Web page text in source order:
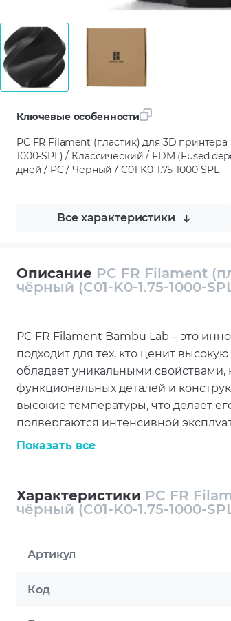
Ключевые особенности
PC FR Filament (пластик) для 3D принтера
1000-SPL) / Классический / FDM (Fused
дней / PC / Черный / C01-K0-1.75-1000-SPL
Все характеристики
Описание PC FR Filament
чёрный (C01-K0-1.75-1000-
PC FR Filament Bambu Lab – это
подходит для тех, кто ценит
обладает уникальными
функциональных деталей и
высокие температуры, что делает
подвергаются интенсивной
дополнительную безопасность, что
FDM/FFF 3D-принтеров, что
Катушка весом 1 кг позволяет
стремится к максимальной
Использование PC FR Filament
и всех, кто занимается созданием
Показать все
Характеристики PC FR
чёрный (C01-K0-1.75-1000-
Артикул
Код